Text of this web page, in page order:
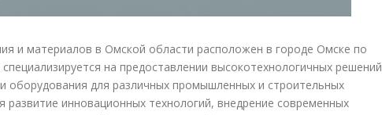
и материалов в Омской области расположен в городе Омске по
на предоставлении высокотехнологичных решений
оборудования для различных промышленных и строительных
инновационных технологий, внедрение современных